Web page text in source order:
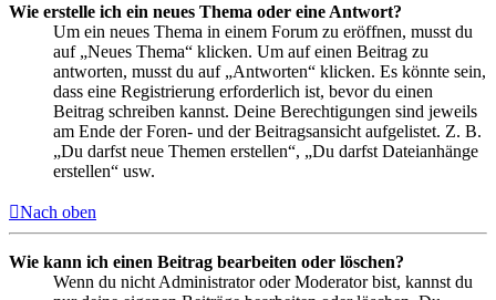
Wie erstelle ich ein neues Thema oder eine Antwort?
Um ein neues Thema in einem Forum zu eröffnen, musst du
auf „Neues Thema“ klicken. Um auf einen Beitrag zu
antworten, musst du auf „Antworten“ klicken. Es könnte sein,
dass eine Registrierung erforderlich ist, bevor du einen
Beitrag schreiben kannst. Deine Berechtigungen sind jeweils
am Ende der Foren- und der Beitragsansicht aufgelistet. Z. B.
„Du darfst neue Themen erstellen“, „Du darfst Dateianhänge
erstellen“ usw.
Nach oben
Wie kann ich einen Beitrag bearbeiten oder löschen?
Wenn du nicht Administrator oder Moderator bist, kannst du